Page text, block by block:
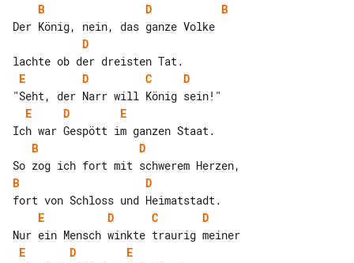
B D
B
D
E
D C
D
E
D
E
B
D
B
D
E
D C
D
E
D
E